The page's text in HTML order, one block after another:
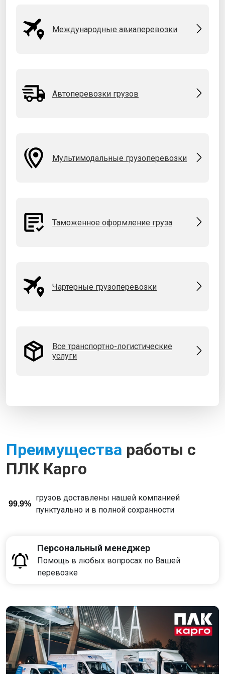
Международные авиаперевозки
Автоперевозки грузов
Мультимодальные грузоперевозки
Таможенное оформление груза
Чартерные грузоперевозки
Все транспортно-логистические
услуги
Преимущества работы с
ПЛК Карго
99.9%
грузов доставлены нашей компанией
пунктуально и в полной сохранности
Персональный менеджер
Помощь в любых вопросах по Вашей
перевозке